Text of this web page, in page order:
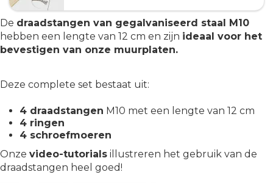
De draadstangen van gegalvaniseerd staal M10
hebben een lengte van 12 cm en zijn ideaal voor het
bevestigen van onze muurplaten.
Deze complete set bestaat uit:
4 draadstangen M10 met een lengte van 12 cm
4 ringen
4 schroefmoeren
Onze video-tutorials illustreren het gebruik van de
draadstangen heel goed!